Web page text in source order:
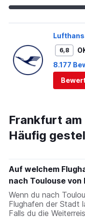
6,8
8.177
Frankfurt
Häufig
Auf welchem
nach Toulouse von
Wenn du nach
Flughafen der Stadt
Falls du die